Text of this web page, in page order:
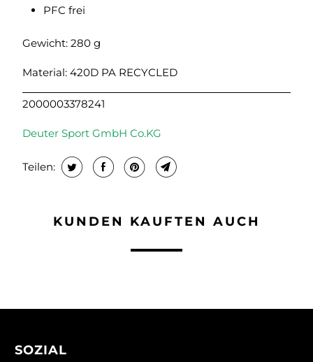
PFC frei
Gewicht: 280 g
Material: 420D PA RECYCLED
2000003378241
Deuter Sport GmbH Co.KG
Teilen:
KUNDEN KAUFTEN AUCH
SOZIAL